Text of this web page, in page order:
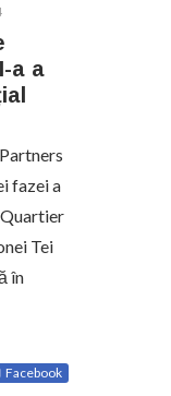
a a
fazei a
Tei
în
Facebook